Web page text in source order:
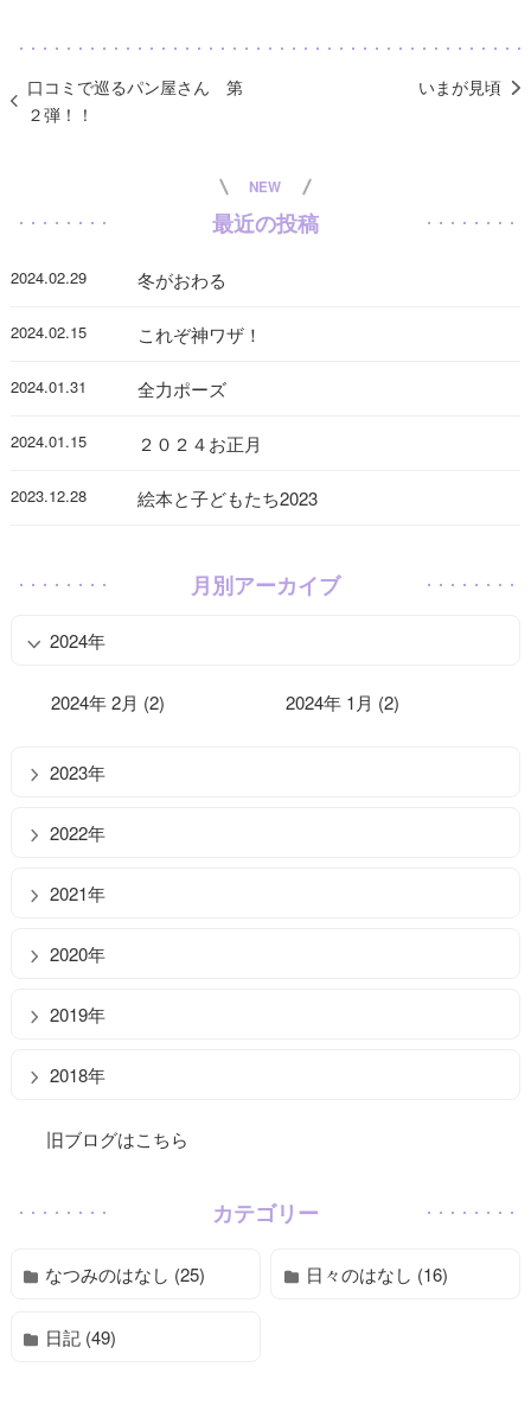
口コミで巡るパン屋さん 第
２弾！！
いまが見頃
NEW
最近の投稿
2024.02.29 冬がおわる
2024.02.15 これぞ神ワザ！
2024.01.31 全力ポーズ
2024.01.15 ２０２４お正月
2023.12.28 絵本と子どもたち2023
月別アーカイブ
2024年
2024年 2月 (2) 2024年 1月 (2)
2023年
2022年
2021年
2020年
2019年
2018年
旧ブログはこちら
カテゴリー
なつみのはなし (25) 日々のはなし (16)
日記 (49)